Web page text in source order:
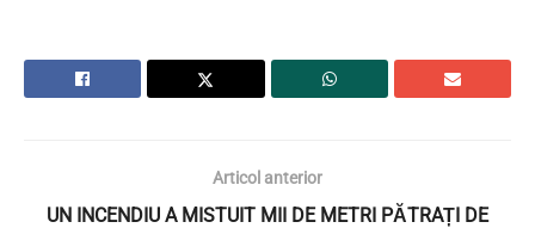
Articol anterior
UN INCENDIU A MISTUIT MII DE METRI PĂTRAȚI DE